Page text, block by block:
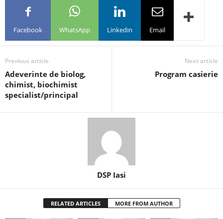
Facebook WhatsApp Linkedin Email
Previous article
Adeverinte de biolog,
chimist, biochimist
specialist/principal
Next article
Program casierie
DSP Iasi
RELATED ARTICLES MORE FROM AUTHOR